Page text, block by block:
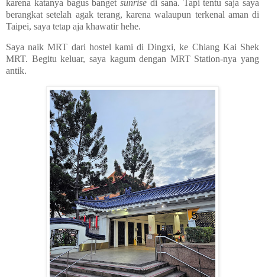
karena katanya bagus bangetsunrise di sana. Tapi tentu saja saya
berangkat setelah agak terang, karena walaupun terkenal aman di
Taipei, saya tetap aja khawatir hehe.
Saya naik MRT dari hostel kami di Dingxi, ke Chiang Kai Shek
MRT. Begitu keluar, saya kagum dengan MRT Station-nya yang
antik.